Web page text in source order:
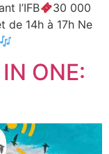
l’IFB
30 000
de 14h à 17h Ne
ONE: